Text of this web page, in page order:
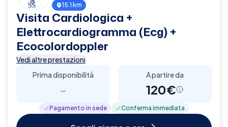
15.1 km
Visita Cardiologica +
Elettrocardiogramma (Ecg) +
Ecocolordoppler
Vedi altre prestazioni
Prima disponibilità
-
A partire da
120€
Pagamento in sede Conferma immediata